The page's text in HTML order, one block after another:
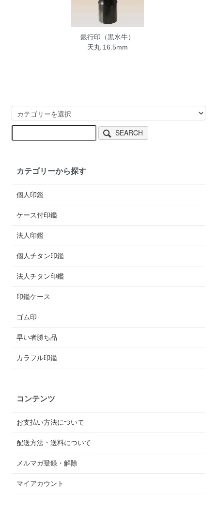
銀行印（黒水牛）
天丸 16.5mm
SEARCH
カテゴリーから探す
個人印鑑
ケース付印鑑
法人印鑑
個人チタン印鑑
法人チタン印鑑
印鑑ケース
ゴム印
早い者勝ち品
カラフル印鑑
コンテンツ
お支払い方法について
配送方法・送料について
メルマガ登録・解除
マイアカウント